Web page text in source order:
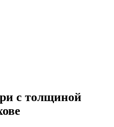
с толщиной